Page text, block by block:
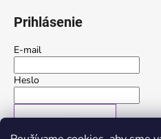
Prihlásenie
E-mail
Heslo